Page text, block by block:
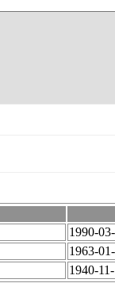
1990-
1963-
1940-